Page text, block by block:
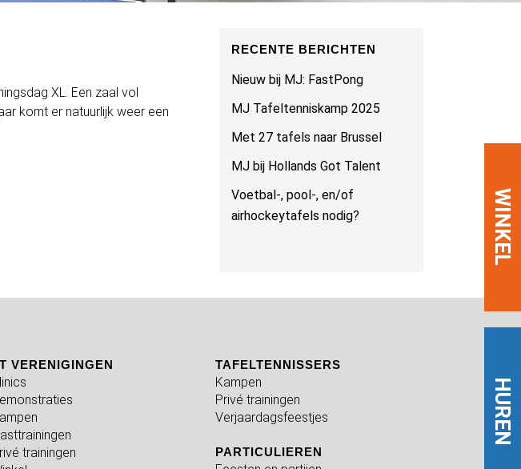
HUREN
WINKEL
XL. Een zaal vol
komt er natuurlijk weer een
RECENTE BERICHTEN
Nieuw bij MJ: FastPong
MJ Tafeltenniskamp 2025
Met 27 tafels naar Brussel
MJ bij Hollands Got Talent
Voetbal-, pool-, en/of
airhockeytafels nodig?
VERENIGINGEN
trainingen
TAFELTENNISSERS
Kampen
Privé trainingen
Verjaardagsfeestjes
PARTICULIEREN